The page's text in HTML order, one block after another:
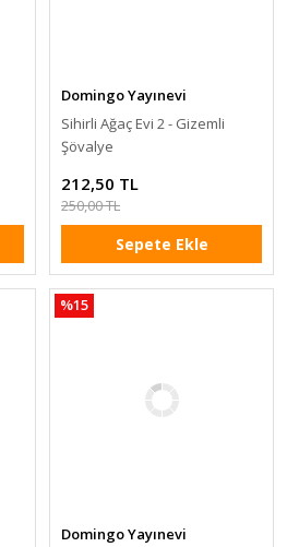
Domingo Yayınevi
Sihirli Ağaç Evi 2 - Gizemli
Şövalye
212,50 TL
250,00 TL
Sepete Ekle
%15
Domingo Yayınevi